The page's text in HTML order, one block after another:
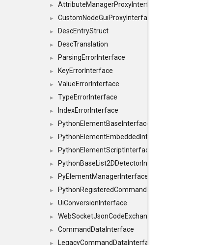
► AttributeManagerProxyInterface
► CustomNodeGuiProxyInterface
► DescEntryStruct
► DescTranslation
► ParsingErrorInterface
► KeyErrorInterface
► ValueErrorInterface
► TypeErrorInterface
► IndexErrorInterface
► PythonElementBaseInterface
► PythonElementEmbeddedInterface
► PythonElementScriptInterface
► PythonBaseList2DDetectorInterface
► PyElementManagerInterface
► PythonRegisteredCommandIdsInterface
► UiConversionInterface
► WebSocketJsonCodeExchangerInterface
► CommandDataInterface
► LegacyCommandDataInterface